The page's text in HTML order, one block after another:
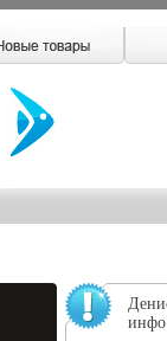
инфо